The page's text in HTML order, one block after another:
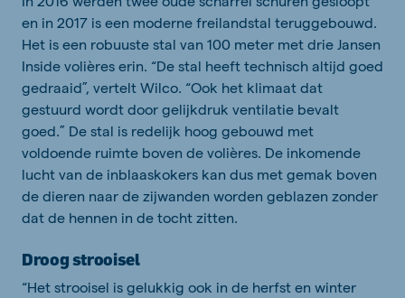
en in 2017 is een moderne freilandstal teruggebouwd.
Het is een robuuste stal van 100 meter met drie Jansen
Inside volières erin. “De stal heeft technisch altijd goed
gedraaid”, vertelt Wilco. “Ook het klimaat dat
gestuurd wordt door gelijkdruk ventilatie bevalt
goed.” De stal is redelijk hoog gebouwd met
voldoende ruimte boven de volières. De inkomende
lucht van de inblaaskokers kan dus met gemak boven
de dieren naar de zijwanden worden geblazen zonder
dat de hennen in de tocht zitten.
Droog strooisel
“Het strooisel is gelukkig ook in de herfst en winter